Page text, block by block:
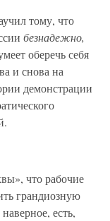
тому, что
безнадежно,
оберечь себя
и снова на
демонстрации
что рабочие
грандиозную
есть,